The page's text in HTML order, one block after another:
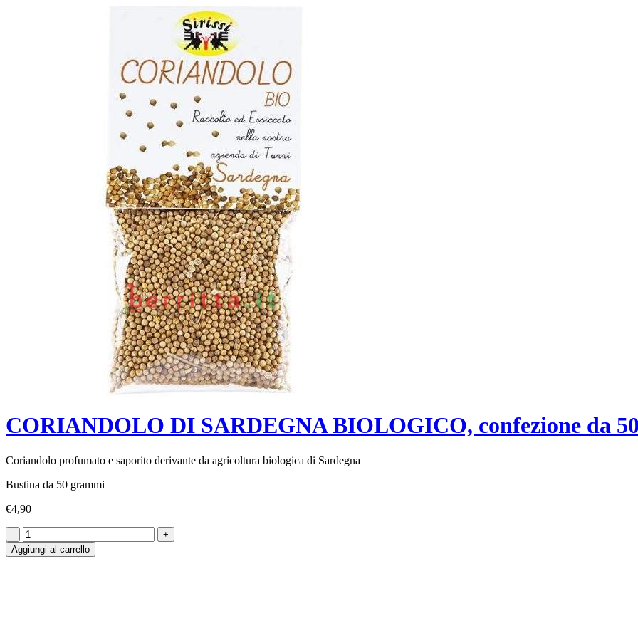
CORIANDOLO DI SARDEGNA BIOLOGICO, confezione da
Coriandolo profumato e saporito derivante da agricoltura biologica di Sardegna
Bustina da 50 grammi
€4,90
Aggiungi al carrello